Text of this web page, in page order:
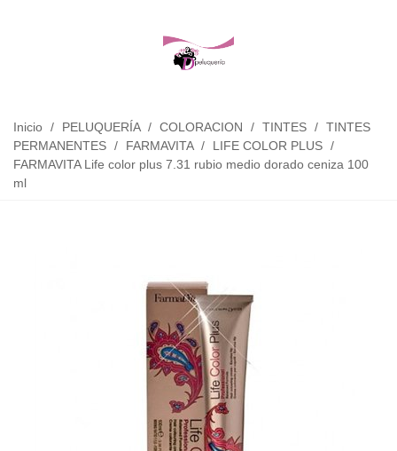
Inicio / PELUQUERÍA / COLORACION / TINTES / TINTES
PERMANENTES / FARMAVITA / LIFE COLOR PLUS /
FARMAVITA Life color plus 7.31 rubio medio dorado ceniza 100
ml